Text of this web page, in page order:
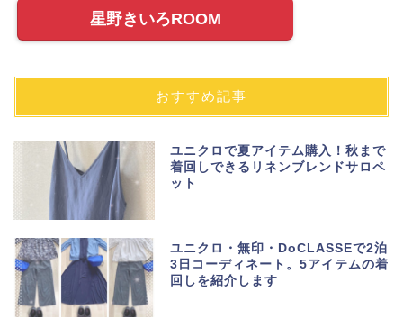
星野きいろROOM
おすすめ記事
ユニクロで夏アイテム購入！秋まで
着回しできるリネンブレンドサロペ
ット
ユニクロ・無印・DoCLASSEで2泊
3日コーディネート。5アイテムの着
回しを紹介します